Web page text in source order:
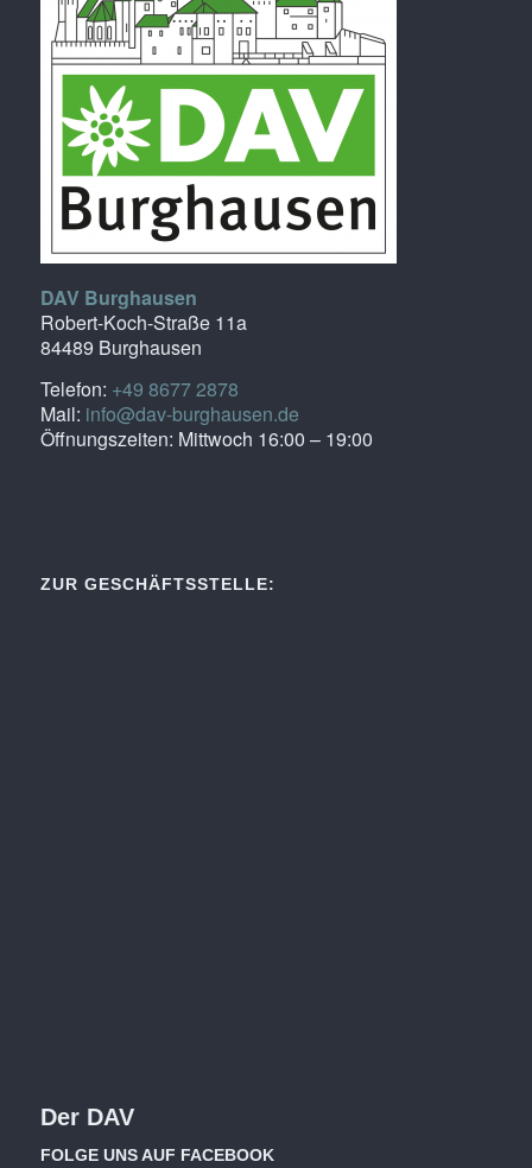
DAV Burghausen
Robert-Koch-Straße 11a
84489 Burghausen
Telefon: +49 8677 2878
Mail: info@dav-burghausen.de
Öffnungszeiten: Mittwoch 16:00 – 19:00
ZUR GESCHÄFTSSTELLE:
Der DAV
FOLGE UNS AUF FACEBOOK